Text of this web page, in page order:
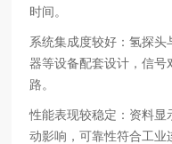
时间。
系统集成度较好：氢探头
器等设备配套设计，信号
路。
性能表现较稳定：资料显
动影响，可靠性符合工业